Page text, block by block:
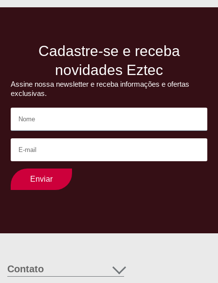
Cadastre-se e receba
novidades Eztec
Assine nossa newsletter e receba informações e ofertas
exclusivas.
Enviar
Contato